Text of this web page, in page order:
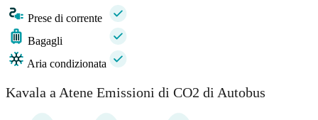
Prese di corrente
Bagagli
Aria condizionata
Kavala a Atene Emissioni di CO2 di Autobus